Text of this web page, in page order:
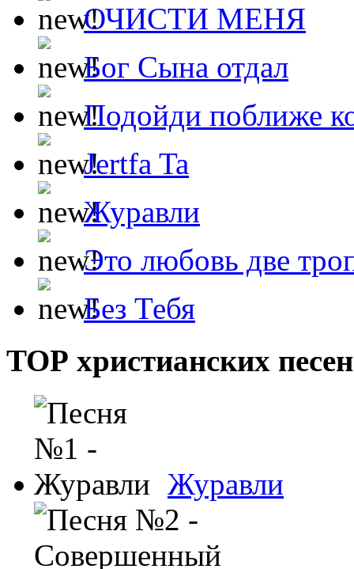
ОЧИСТИ МЕНЯ
Бог Сына отдал
Подойди поближе
Jertfa Ta
Журавли
Это любовь две
Без Тебя
ТОР христианских песен
Журавли